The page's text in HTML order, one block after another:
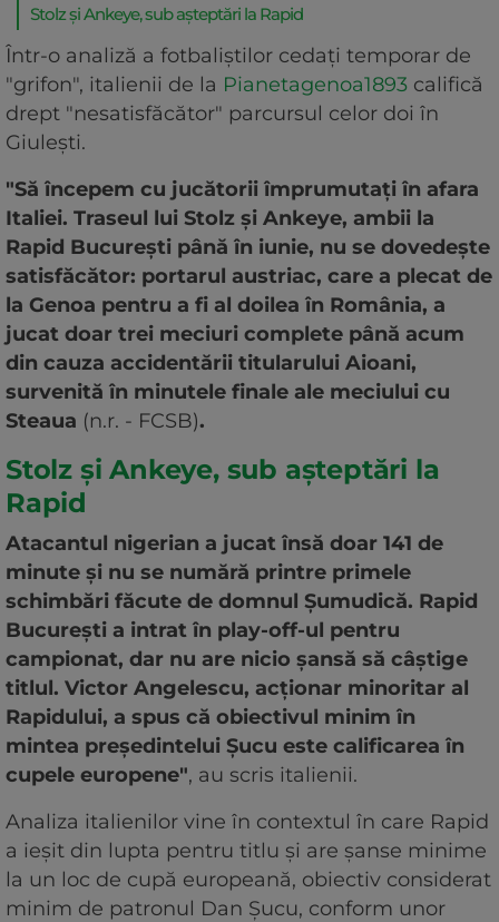
Stolz și Ankeye, sub așteptări la Rapid
Într-o analiză a fotbaliștilor cedați temporar de
"grifon", italienii de la Pianetagenoa1893 califică
drept "nesatisfăcător" parcursul celor doi în
Giulești.
"Să începem cu jucătorii împrumutați în afara
Italiei. Traseul lui Stolz și Ankeye, ambii la
Rapid București până în iunie, nu se dovedește
satisfăcător: portarul austriac, care a plecat de
la Genoa pentru a fi al doilea în România, a
jucat doar trei meciuri complete până acum
din cauza accidentării titularului Aioani,
survenită în minutele finale ale meciului cu
Steaua (n.r. - FCSB).
Stolz și Ankeye, sub așteptări la
Rapid
Atacantul nigerian a jucat însă doar 141 de
minute și nu se numără printre primele
schimbări făcute de domnul Șumudică. Rapid
București a intrat în play-off-ul pentru
campionat, dar nu are nicio șansă să câștige
titlul. Victor Angelescu, acționar minoritar al
Rapidului, a spus că obiectivul minim în
mintea președintelui Șucu este calificarea în
cupele europene", au scris italienii.
Analiza italienilor vine în contextul în care Rapid
a ieșit din lupta pentru titlu și are șanse minime
la un loc de cupă europeană, obiectiv considerat
minim de patronul Dan Șucu, conform unor